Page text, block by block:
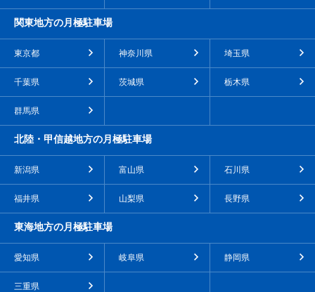
関東地方の月極駐車場
東京都 神奈川県 埼玉県
千葉県 茨城県 栃木県
群馬県
北陸・甲信越地方の月極駐車場
新潟県 富山県 石川県
福井県 山梨県 長野県
東海地方の月極駐車場
愛知県 岐阜県 静岡県
三重県